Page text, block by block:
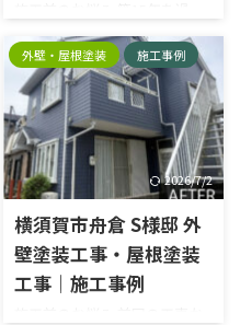
ぎ、外壁の劣化が気になり始
め、そろそろメンテナンスが
必要な時期だと考えていまし
た。 昌栄を選んだ決め手は？
築15年を過ぎ、外壁の劣化や
今後のメンテナンスについて
考える時期になり、塗装工事を
検討していました。どこに依
頼すればよいか悩んでいたとこ
ろ、以前昌栄で工事をされた
同僚から紹介を受けました。
実際に工事をした方からの評
外壁・屋根塗装 施工事例
2026/7/2
横須賀市舟倉 S様邸 外
壁塗装工事・屋根塗装
工事｜施工事例